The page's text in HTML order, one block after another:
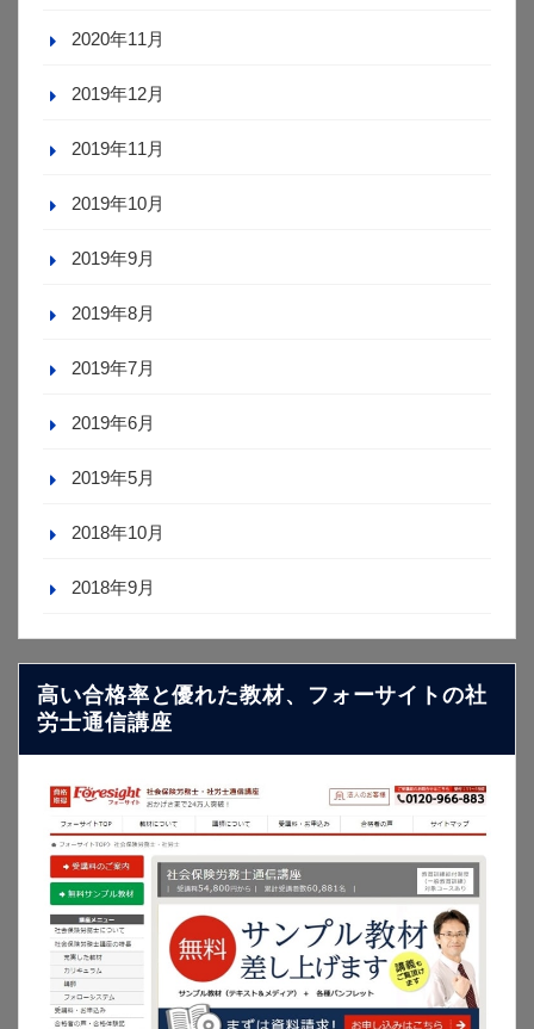
2020年11月
2019年12月
2019年11月
2019年10月
2019年9月
2019年8月
2019年7月
2019年6月
2019年5月
2018年10月
2018年9月
高い合格率と優れた教材、フォーサイトの社
労士通信講座